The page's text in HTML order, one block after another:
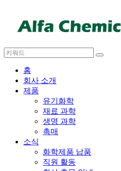
홈
회사 소개
제품
유기화학
재료 과학
생명 과학
촉매
소식
화학제품 납품
직원 활동